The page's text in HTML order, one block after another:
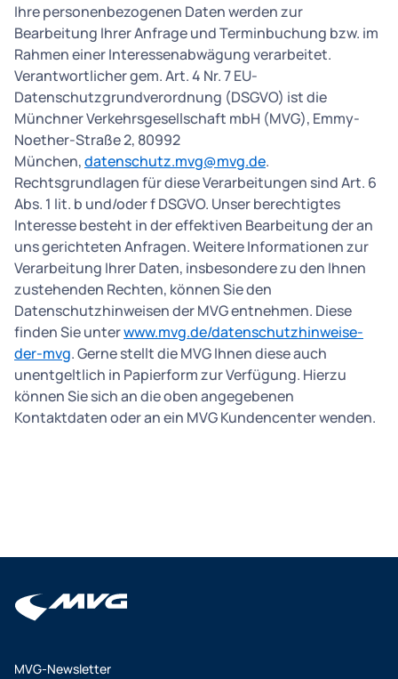
Ihre personenbezogenen Daten werden zur
Bearbeitung Ihrer Anfrage und Terminbuchung bzw. im
Rahmen einer Interessenabwägung verarbeitet.
Verantwortlicher gem. Art. 4 Nr. 7 EU-
Datenschutzgrundverordnung (DSGVO) ist die
Münchner Verkehrsgesellschaft mbH (MVG), Emmy-
Noether-Straße 2, 80992
München,datenschutz.mvg@mvg.de.
Rechtsgrundlagen für diese Verarbeitungen sind Art. 6
Abs. 1 lit. b und/oder f DSGVO. Unser berechtigtes
Interesse besteht in der effektiven Bearbeitung der an
uns gerichteten Anfragen. Weitere Informationen zur
Verarbeitung Ihrer Daten, insbesondere zu den Ihnen
zustehenden Rechten, können Sie den
Datenschutzhinweisen der MVG entnehmen. Diese
finden Sie unterwww.mvg.de/datenschutzhinweise-
der-mvg. Gerne stellt die MVG Ihnen diese auch
unentgeltlich in Papierform zur Verfügung. Hierzu
können Sie sich an die oben angegebenen
Kontaktdaten oder an ein MVG Kundencenter wenden.
MVG-Newsletter